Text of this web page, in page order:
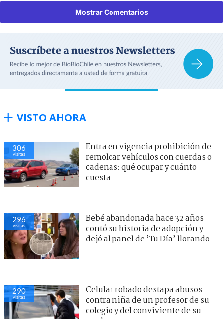
Mostrar Comentarios
VISTO AHORA
306
visitas
Entra en vigencia prohibición de
remolcar vehículos con cuerdas o
cadenas: qué ocupar y cuánto
cuesta
296
visitas
Bebé abandonada hace 32 años
contó su historia de adopción y
dejó al panel de ’Tu Día’ llorando
290
visitas
Celular robado destapa abusos
contra niña de un profesor de su
colegio y del conviviente de su